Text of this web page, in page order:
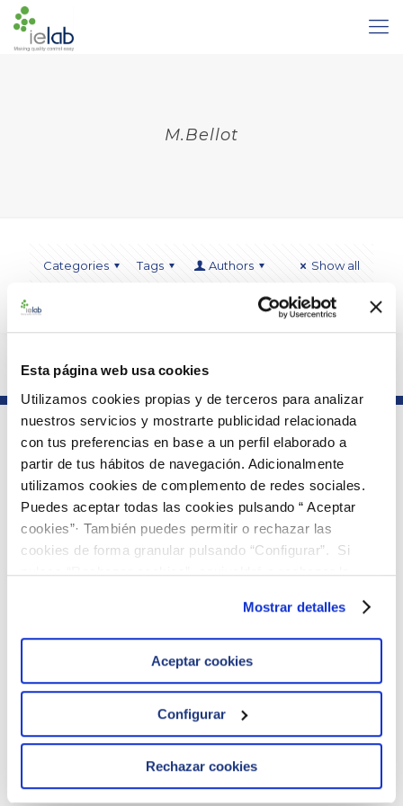
Esta página web usa cookies
Utilizamos cookies propias y de terceros para analizar
nuestros servicios y mostrarte publicidad relacionada
con tus preferencias en base a un perfil elaborado a
partir de tus hábitos de navegación. Adicionalmente
utilizamos cookies de complemento de redes sociales.
Puedes aceptar todas las cookies pulsando “ Aceptar
cookies”· También puedes permitir o rechazar las
cookies de forma granular pulsando “Configurar”. Si
pulsas “Rechazar cookies”, equivaldrá a rechazar la
son indispensables para que el sitio web funcione y que
por tanto no se pueden desactivar. Puedes consultar
más información en nuestraPolítica de Cookies
Mostrar detalles
Aceptar cookies
Configurar
Rechazar cookies
M.Bellot
Categories Tags Authors Show all
Parte del grupo
Sobre ielab
· La compañía
· Acceso clientes Ejercicios
· Aviso legal
· Política de privacidad